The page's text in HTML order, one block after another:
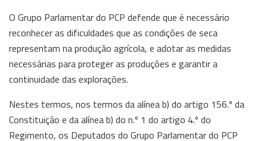
O Grupo Parlamentar do PCP defende que é necessário
reconhecer as dificuldades que as condições de seca
representam na produção agrícola, e adotar as medidas
necessárias para proteger as produções e garantir a
continuidade das explorações.
Nestes termos, nos termos da alínea b) do artigo 156.º da
Constituição e da alínea b) do n.º 1 do artigo 4.º do
Regimento, os Deputados do Grupo Parlamentar do PCP